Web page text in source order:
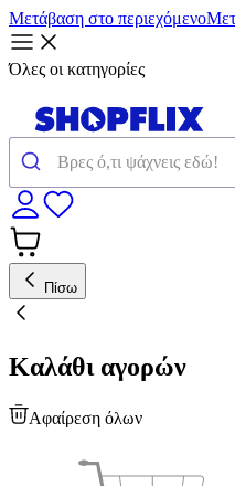
Μετάβαση στο περιεχόμενο
Όλες οι κατηγορίες
Πίσω
Καλάθι αγορών
Αφαίρεση όλων